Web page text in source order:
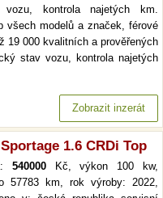
vozu, kontrola najetých km.
všech modelů a značek, férové
19 000 kvalitních a prověřených
stav vozu, kontrola najetých
Zobrazit inzerát
1.6 CRDi Top
540000Kč, výkon 100 kw,
57783 km, rok výroby: 2022,